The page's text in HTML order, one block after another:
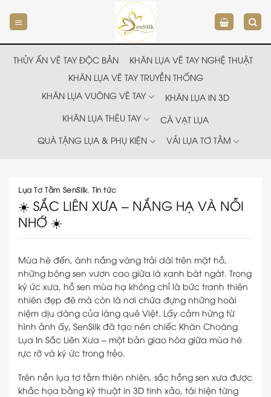
đến
nội
dung
THỦY ẤN VẼ TAY ĐỘC BẢN
KHĂN LỤA VẼ TAY NGHỆ THUẬT
KHĂN LỤA VẼ TAY TRUYỀN THỐNG
KHĂN LỤA VUÔNG VẼ TAY
KHĂN LỤA IN 3D
KHĂN LỤA THÊU TAY
CÀ VẠT LỤA
QUÀ TẶNG LỤA & PHỤ KIỆN
VẢI LỤA TƠ TẰM
Lụa Tơ Tằm SenSilk,Tin tức
☀️ SẮC LIÊN XƯA – NẮNG HẠ VÀ NỖI
NHỚ ☀️
Mùa hè đến, ánh nắng vàng trải dài trên mặt hồ,
những bông sen vươn cao giữa lá xanh bát ngát. Trong
ký ức xưa, hồ sen mùa hạ không chỉ là bức tranh thiên
nhiên đẹp đẽ mà còn là nơi chứa đựng những hoài
niệm dịu dàng của làng quê Việt. Lấy cảm hứng từ
hình ảnh ấy, SenSilk đã tạo nên chiếc Khăn Choàng
Lụa In Sắc Liên Xưa – một bản giao hòa giữa mùa hè
rực rỡ và ký ức trong trẻo.
Trên nền lụa tơ tằm thiên nhiên, sắc hồng sen xưa được
khắc họa bằng kỹ thuật in 3D tinh xảo, tái hiện từng